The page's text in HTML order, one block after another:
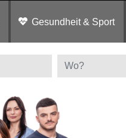
Gesundheit & Sport